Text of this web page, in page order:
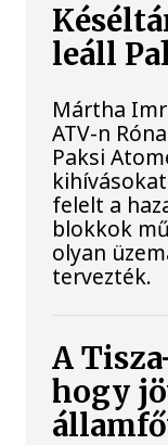
leáll
Mártha
ATV-n
Paksi
felelt a
blokkok
olyan
tervezték.
A
hogy